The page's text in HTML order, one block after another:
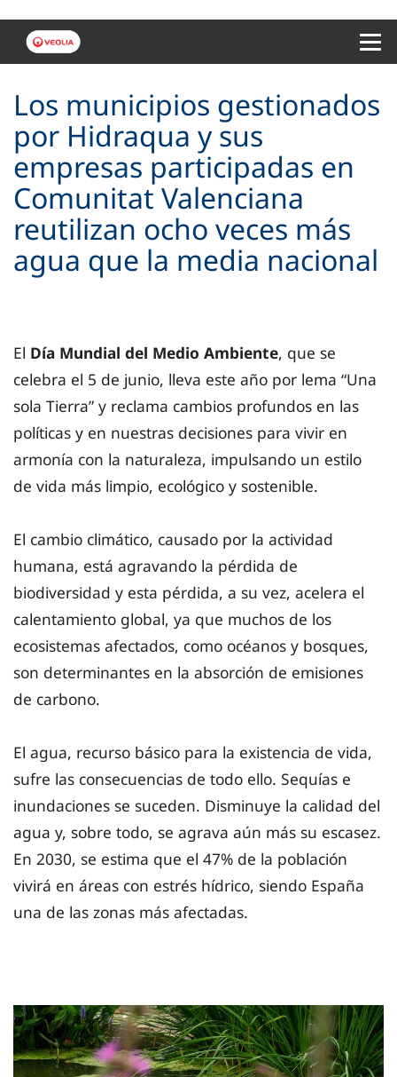
Los municipios gestionados
por Hidraqua y sus
empresas participadas en
Comunitat Valenciana
reutilizan ocho veces más
agua que la media nacional
El Día Mundial del Medio Ambiente, que se
celebra el 5 de junio, lleva este año por lema “Una
sola Tierra” y reclama cambios profundos en las
políticas y en nuestras decisiones para vivir en
armonía con la naturaleza, impulsando un estilo
de vida más limpio, ecológico y sostenible.
El cambio climático, causado por la actividad
humana, está agravando la pérdida de
biodiversidad y esta pérdida, a su vez, acelera el
calentamiento global, ya que muchos de los
ecosistemas afectados, como océanos y bosques,
son determinantes en la absorción de emisiones
de carbono.
El agua, recurso básico para la existencia de vida,
sufre las consecuencias de todo ello. Sequías e
inundaciones se suceden. Disminuye la calidad del
agua y, sobre todo, se agrava aún más su escasez.
En 2030, se estima que el 47% de la población
vivirá en áreas con estrés hídrico, siendo España
una de las zonas más afectadas.